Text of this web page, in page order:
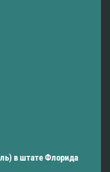
в штате Флорида